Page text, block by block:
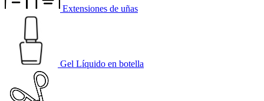
Extensiones de uñas
Gel Líquido en botella